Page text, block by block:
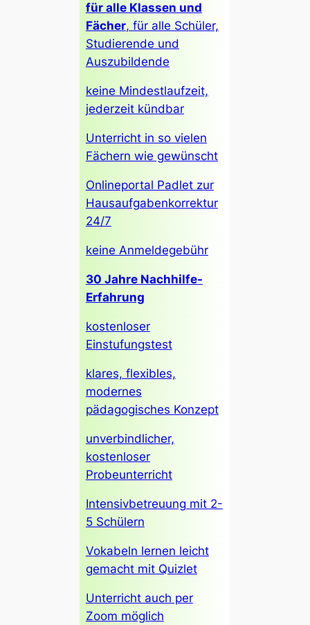
für alle Klassen und
Fächer, für alle Schüler,
Studierende und
Auszubildende
keine Mindestlaufzeit,
jederzeit kündbar
Unterricht in so vielen
Fächern wie gewünscht
Onlineportal Padlet zur
Hausaufgabenkorrektur
24/7
keine Anmeldegebühr
30 Jahre Nachhilfe-
Erfahrung
kostenloser
Einstufungstest
klares, flexibles,
modernes
pädagogisches Konzept
unverbindlicher,
kostenloser
Probeunterricht
Intensivbetreuung mit 2-
5 Schülern
Vokabeln lernen leicht
gemacht mit Quizlet
Unterricht auch per
Zoom möglich